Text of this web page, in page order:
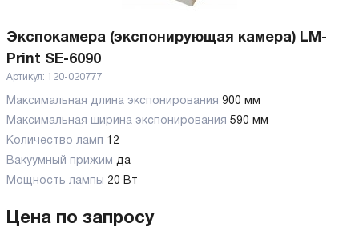
Экспокамера (экспонирующая камера) LM-
Print SE-6090
Артикул: 120-020777
Максимальная длина экспонирования 900 мм
Максимальная ширина экспонирования 590 мм
Количество ламп 12
Вакуумный прижим да
Мощность лампы 20 Вт
Цена по запросу